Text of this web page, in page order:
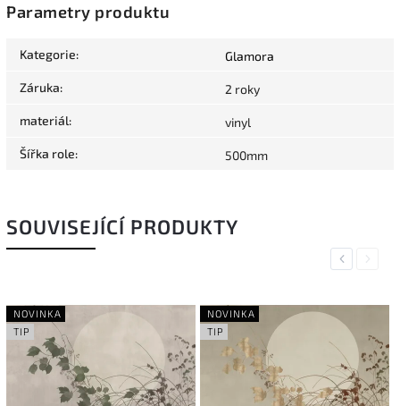
Parametry produktu
Kategorie: Glamora
Záruka: 2 roky
materiál: vinyl
Šířka role: 500mm
SOUVISEJÍCÍ PRODUKTY
Previous
NOVINKA
TIP
NOVINKA
TIP
Next